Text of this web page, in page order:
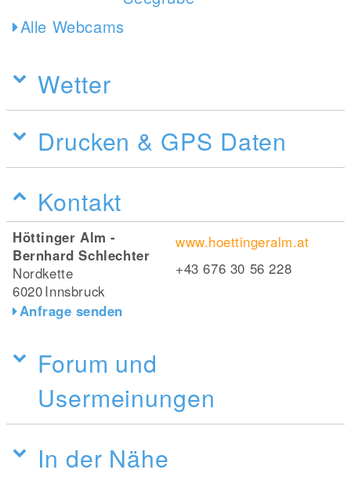
Alle Webcams
Wetter
Drucken & GPS Daten
Kontakt
Höttinger Alm -
Bernhard Schlechter
Nordkette
6020Innsbruck
Anfrage senden
www.hoettingeralm.at
+43 676 30 56 228
Forum und
Usermeinungen
In der Nähe